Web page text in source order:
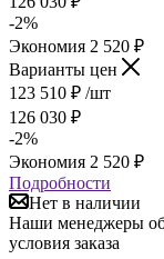
-2%
Экономия 2 520 ₽
Варианты цен
123 510 ₽ /шт
126 030 ₽
-2%
Экономия 2 520 ₽
Подробности
Нет в наличии
Наши менеджеры
условия заказа